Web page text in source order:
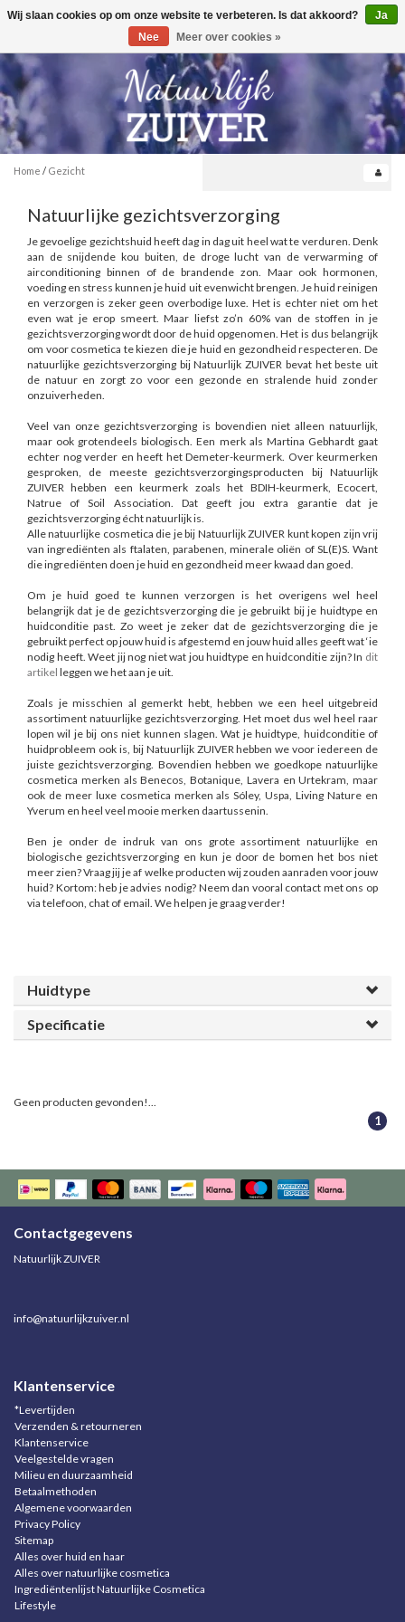
Toggle
0
Home / Gezicht
Natuurlijke gezichtsverzorging
Je gevoelige gezichtshuid heeft dag in dag uit heel wat te verduren. Denk
aan de snijdende kou buiten, de droge lucht van de verwarming of
airconditioning binnen of de brandende zon. Maar ook hormonen,
voeding en stress kunnen je huid uit evenwicht brengen. Je huid reinigen
en verzorgen is zeker geen overbodige luxe. Het is echter niet om het
even wat je erop smeert. Maar liefst zo’n 60% van de stoffen in je
gezichtsverzorging wordt door de huid opgenomen. Het is dus belangrijk
om voor cosmetica te kiezen die je huid en gezondheid respecteren. De
natuurlijke gezichtsverzorging bij Natuurlijk ZUIVER bevat het beste uit
de natuur en zorgt zo voor een gezonde en stralende huid zonder
onzuiverheden.
Veel van onze gezichtsverzorging is bovendien niet alleen natuurlijk,
maar ook grotendeels biologisch. Een merk als Martina Gebhardt gaat
echter nog verder en heeft het Demeter-keurmerk. Over keurmerken
gesproken, de meeste gezichtsverzorgingsproducten bij Natuurlijk
ZUIVER hebben een keurmerk zoals het BDIH-keurmerk, Ecocert,
Natrue of Soil Association. Dat geeft jou extra garantie dat je
gezichtsverzorging écht natuurlijk is.
Alle natuurlijke cosmetica die je bij Natuurlijk ZUIVER kunt kopen zijn vrij
van ingrediënten als ftalaten, parabenen, minerale oliën of SL(E)S. Want
die ingrediënten doen je huid en gezondheid meer kwaad dan goed.
Om je huid goed te kunnen verzorgen is het overigens wel heel
belangrijk dat je de gezichtsverzorging die je gebruikt bij je huidtype en
huidconditie past. Zo weet je zeker dat de gezichtsverzorging die je
gebruikt perfect op jouw huid is afgestemd en jouw huid alles geeft wat ‘ie
nodig heeft. Weet jij nog niet wat jou huidtype en huidconditie zijn? In dit
artikel leggen we het aan je uit.
Zoals je misschien al gemerkt hebt, hebben we een heel uitgebreid
assortiment natuurlijke gezichtsverzorging. Het moet dus wel heel raar
lopen wil je bij ons niet kunnen slagen. Wat je huidtype, huidconditie of
huidprobleem ook is, bij Natuurlijk ZUIVER hebben we voor iedereen de
juiste gezichtsverzorging. Bovendien hebben we goedkope natuurlijke
cosmetica merken als Benecos, Botanique, Lavera en Urtekram, maar
ook de meer luxe cosmetica merken als Sóley, Uspa, Living Nature en
Yverum en heel veel mooie merken daartussenin.
Ben je onder de indruk van ons grote assortiment natuurlijke en
biologische gezichtsverzorging en kun je door de bomen het bos niet
meer zien? Vraag jij je af welke producten wij zouden aanraden voor jouw
huid? Kortom: heb je advies nodig? Neem dan vooral contact met ons op
via telefoon, chat of email. We helpen je graag verder!
Huidtype
Specificatie
Geen producten gevonden!...
1
Contactgegevens
Natuurlijk ZUIVER
info@natuurlijkzuiver.nl
Klantenservice
*Levertijden
Verzenden & retourneren
Klantenservice
Veelgestelde vragen
Milieu en duurzaamheid
Betaalmethoden
Algemene voorwaarden
Privacy Policy
Sitemap
Alles over huid en haar
Alles over natuurlijke cosmetica
Ingrediëntenlijst Natuurlijke Cosmetica
Lifestyle
Wij slaan cookies op om onze website te verbeteren. Is dat akkoord?
Ja
Nee
Meer over cookies »